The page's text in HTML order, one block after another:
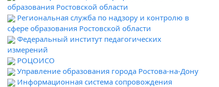
образования Ростовской области
Региональная служба по надзору и контролю в
сфере образования Ростовской области
Федеральный институт педагогических
измерений
РОЦОИСО
Управление образования города Ростова-на-Дону
Информационная система сопровождения